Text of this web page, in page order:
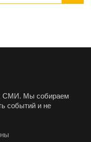
СМИ. Мы собираем
событий и не